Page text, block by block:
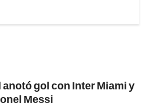
gol con Inter Miami y
Messi